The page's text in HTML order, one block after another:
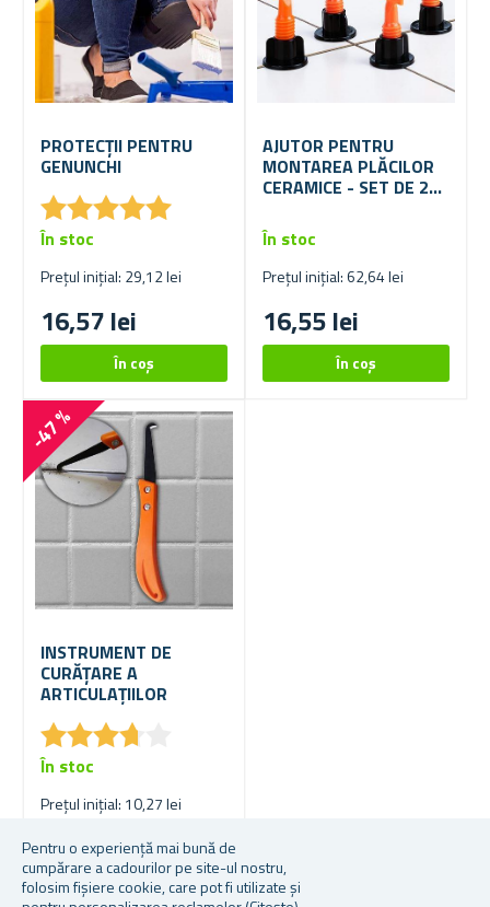
Pentru o experiență mai bună de
cumpărare a cadourilor pe site-ul nostru,
folosim fișiere cookie, care pot fi utilizate și
PROTECȚII PENTRU
GENUNCHI
★★★★★
★★★★★
Prețul inițial: 29,12 lei
16,57 lei
În stoc
AJUTOR PENTRU
MONTAREA PLĂCILOR
CERAMICE - SET DE 25
Prețul inițial: 62,64 lei
16,55 lei
În stoc
-47 %
INSTRUMENT DE
CURĂȚARE A
ARTICULAȚIILOR
★★★★
★★★★
Prețul inițial: 10,27 lei
5,42 lei
În stoc